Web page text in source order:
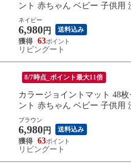
ント 赤ちゃん ベビー 子供用
ネイビー
6,980 円 送料込み
63
リビングート
8/7時点_ポイント最大11倍
カラージョイントマット 48
ント 赤ちゃん ベビー 子供用
ブラウン
6,980 円 送料込み
63
リビングート